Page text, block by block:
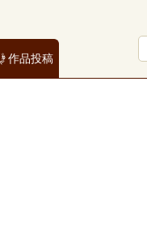
作品投稿